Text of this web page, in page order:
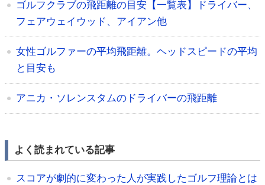
ゴルフクラブの飛距離の目安【一覧表】ドライバー、
フェアウェイウッド、アイアン他
女性ゴルファーの平均飛距離。ヘッドスピードの平均
と目安も
アニカ・ソレンスタムのドライバーの飛距離
よく読まれている記事
スコアが劇的に変わった人が実践したゴルフ理論とは